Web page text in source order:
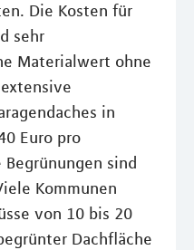
Die Kosten für
sehr
Materialwert ohne
in
Euro pro
sind
Kommunen
von 10 bis 20
Dachfläche